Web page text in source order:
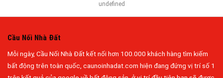
undefined
Cầu Nối Nhà Đất
Mỗi ngày, Cầu Nối Nhà Đất kết nối hơn 100.000 khách hàng tìm kiếm
bất động trên toàn quốc, caunoinhadat.com hiện đang đứng vị trí số 1